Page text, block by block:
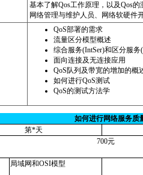
基本了解Qos工作原理，以及Qos的
网络管理与维护人员、网络软硬件
QoS部署的需求
流量区分模型概述
综合服务(IntSer)和区分服
面向连接及无连接应用
QoS队列及带宽的增加的概
如何进行QoS测试
QoS的测试方法学
如何进行网络服务质
第*天
700元
局域网和OSI模型